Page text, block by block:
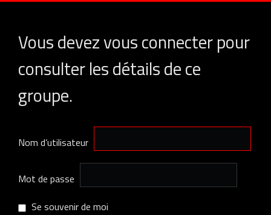
Vous devez vous connecter pour
consulter les détails de ce
groupe.
Nom d’utilisateur
Mot de passe
Se souvenir de moi